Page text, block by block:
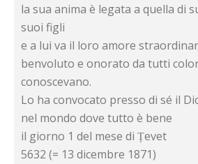
la sua anima è legata a quella di
suoi figli
e a lui va il loro amore
benvoluto e onorato da tutti
conoscevano.
Lo ha convocato presso di sé il
nel mondo dove tutto è bene
il giorno 1 del mese di Ṭevet
5632 (= 13 dicembre 1871)